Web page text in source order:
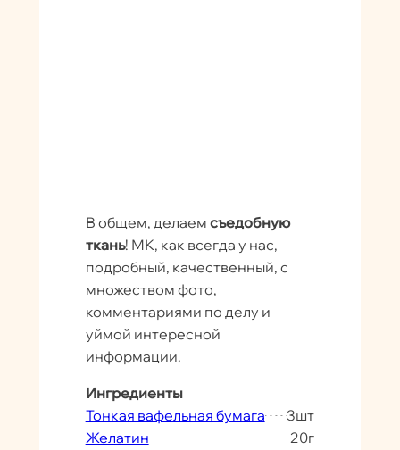
В общем, делаем съедобную
ткань! МК, как всегда у нас,
подробный, качественный, с
множеством фото,
комментариями по делу и
уймой интересной
информации.
Ингредиенты
Тонкая вафельная бумага
3шт
Желатин
20г